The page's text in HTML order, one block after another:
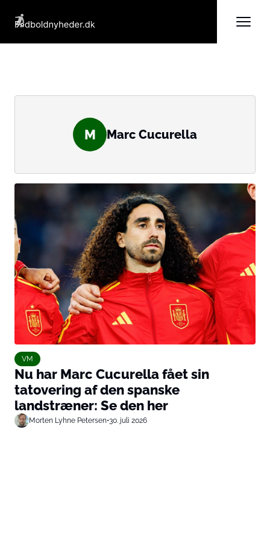
M Marc Cucurella
VM
Nu har Marc Cucurella fået sin
tatovering af den spanske
landstræner: Se den her
Morten Lyhne Petersen•30. juli 2026